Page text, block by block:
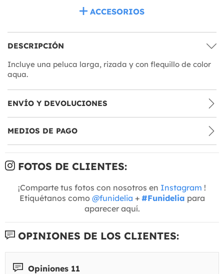
ACCESORIOS
DESCRIPCIÓN
Incluye una peluca larga, rizada y con flequillo de color
aqua.
ENVÍO Y DEVOLUCIONES
MEDIOS DE PAGO
FOTOS DE CLIENTES:
¡Comparte tus fotos con nosotros en Instagram !
Etiquétanos como @funidelia + #Funidelia para
aparecer aquí.
OPINIONES DE LOS CLIENTES:
Opiniones 11